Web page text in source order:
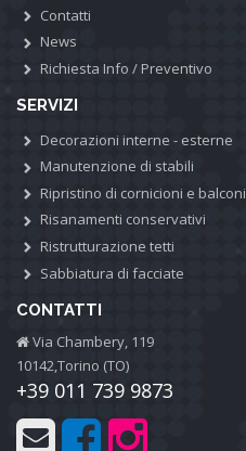
Contatti
News
Richiesta Info / Preventivo
SERVIZI
Decorazioni interne - esterne
Manutenzione di stabili
Ripristino di cornicioni e balconi
Risanamenti conservativi
Ristrutturazione tetti
Sabbiatura di facciate
CONTATTI
Via Chambery, 119
10142,Torino (TO)
+39 011 739 9873